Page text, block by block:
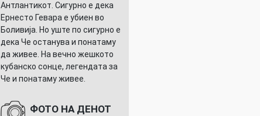
Антлантикот. Сигурно е дека
Ернесто Гевара е убиен во
Боливија. Но уште по сигурно е
дека Че останува и понатаму
да живее. На вечно жешкото
кубанско сонце, легендата за
Че и понатаму живее.
ФОТО НА ДЕНОТ